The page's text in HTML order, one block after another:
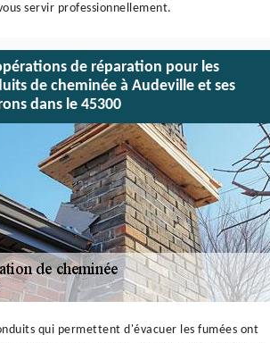
servir professionnellement.
de réparation pour les
de cheminée à Audeville et ses
dans le 45300
qui permettent d'évacuer les fumées ont